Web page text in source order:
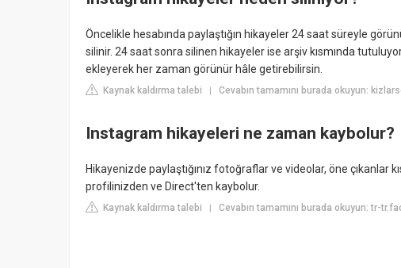
Öncelikle hesabında paylaştığın hikayeler 24 saat süreyle
silinir. 24 saat sonra silinen hikayeler ise arşiv kısmında
ekleyerek her zaman görünür hâle getirebilirsin.
Kaynak kaldırma talebi Cevabın tamamını burada okuyun:
Instagram hikayeleri ne zaman kaybolur?
Hikayenizde paylaştığınız fotoğraflar ve videolar, öne çıkanlar
profilinizden ve Direct'ten kaybolur.
Kaynak kaldırma talebi Cevabın tamamını burada okuyun: tr-